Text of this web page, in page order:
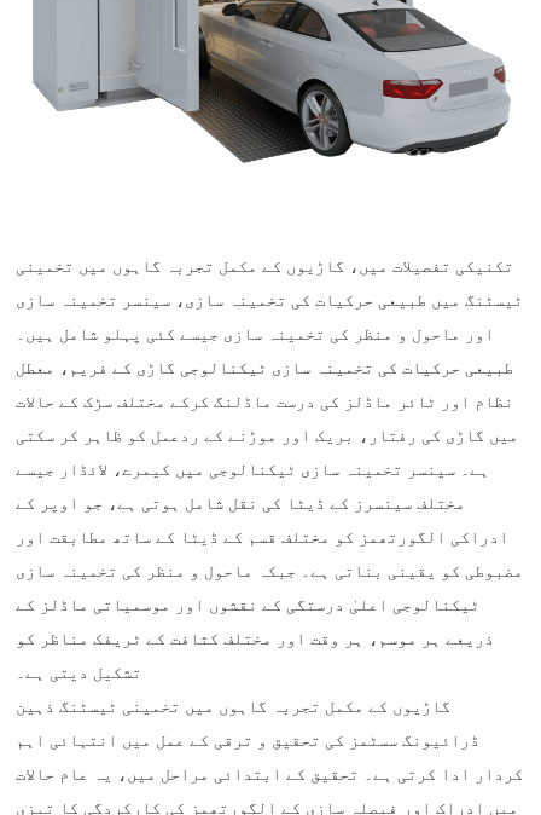
تکنیکی تفصیلات میں، گاڑیوں کے مکمل تجربہ گاہوں میں تخمینی
ٹیسٹنگ میں طبیعی حرکیات کی تخمینہ سازی، سینسر تخمینہ سازی
اور ماحول و منظر کی تخمینہ سازی جیسے کئی پہلو شامل ہیں۔
طبیعی حرکیات کی تخمینہ سازی ٹیکنالوجی گاڑی کے فریم، معطل
نظام اور ٹائر ماڈلز کی درست ماڈلنگ کرکے مختلف سڑک کے حالات
میں گاڑی کی رفتار، بریک اور موڑنے کے ردعمل کو ظاہر کر سکتی
ہے۔ سینسر تخمینہ سازی ٹیکنالوجی میں کیمرے، لائڈار جیسے
مختلف سینسرز کے ڈیٹا کی نقل شامل ہوتی ہے، جو اوپر کے
ادراکی الگورتھمز کو مختلف قسم کے ڈیٹا کے ساتھ مطابقت اور
مضبوطی کو یقینی بناتی ہے۔ جبکہ ماحول و منظر کی تخمینہ سازی
ٹیکنالوجی اعلیٰ درستگی کے نقشوں اور موسمیاتی ماڈلز کے
ذریعے ہر موسم، ہر وقت اور مختلف کثافت کے ٹریفک مناظر کو
تشکیل دیتی ہے۔
گاڑیوں کے مکمل تجربہ گاہوں میں تخمینی ٹیسٹنگ ذہین
ڈرائیونگ سسٹمز کی تحقیق و ترقی کے عمل میں انتہائی اہم
کردار ادا کرتی ہے۔ تحقیق کے ابتدائی مراحل میں، یہ عام حالات
میں ادراک اور فیصلہ سازی کے الگورتھمز کی کارکردگی کا تیزی